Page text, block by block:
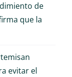
de
que la
evitar el